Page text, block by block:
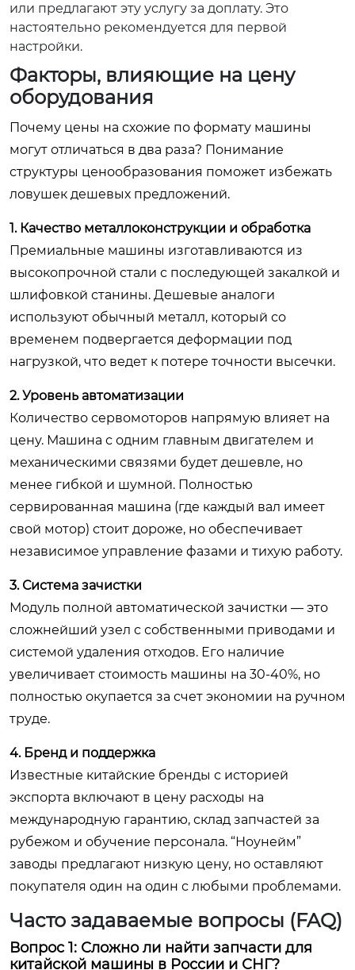
или предлагают эту услугу за доплату. Это
настоятельно рекомендуется для первой
настройки.
Факторы, влияющие на цену
оборудования
Почему цены на схожие по формату машины
могут отличаться в два раза? Понимание
структуры ценообразования поможет избежать
ловушек дешевых предложений.
1. Качество металлоконструкции и обработка
Премиальные машины изготавливаются из
высокопрочной стали с последующей закалкой и
шлифовкой станины. Дешевые аналоги
используют обычный металл, который со
временем подвергается деформации под
нагрузкой, что ведет к потере точности высечки.
2. Уровень автоматизации
Количество сервомоторов напрямую влияет на
цену. Машина с одним главным двигателем и
механическими связями будет дешевле, но
менее гибкой и шумной. Полностью
сервированная машина (где каждый вал имеет
свой мотор) стоит дороже, но обеспечивает
независимое управление фазами и тихую работу.
3. Система зачистки
Модуль полной автоматической зачистки — это
сложнейший узел с собственными приводами и
системой удаления отходов. Его наличие
увеличивает стоимость машины на 30-40%, но
полностью окупается за счет экономии на ручном
труде.
4. Бренд и поддержка
Известные китайские бренды с историей
экспорта включают в цену расходы на
международную гарантию, склад запчастей за
рубежом и обучение персонала. “Ноунейм”
заводы предлагают низкую цену, но оставляют
покупателя один на один с любыми проблемами.
Часто задаваемые вопросы (FAQ)
Вопрос 1: Сложно ли найти запчасти для
китайской машины в России и СНГ?